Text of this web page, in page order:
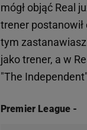
mógł objąć Real
trener
tym
jako trener, a w
"The
Premier League -